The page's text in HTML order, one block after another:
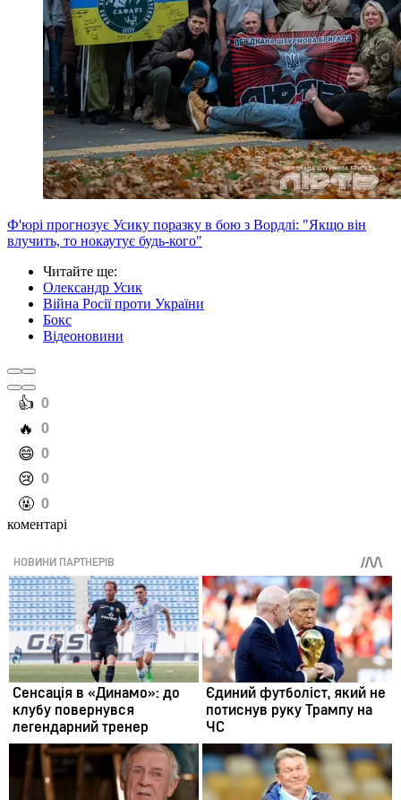
Ф'юрі прогнозує Усику поразку в бою з Вордлі: "Якщо він
влучить, то нокаутує будь-кого"
Читайте ще:
Олександр Усик
Війна Росії проти України
Бокс
Відеоновини
️👍 0
️🔥 0
️😄 0
️😢 0
️🤬 0
коментарі